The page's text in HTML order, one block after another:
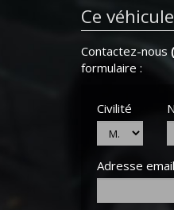
Ce
Contactez-nous
formulaire :
Civilité
Adresse email